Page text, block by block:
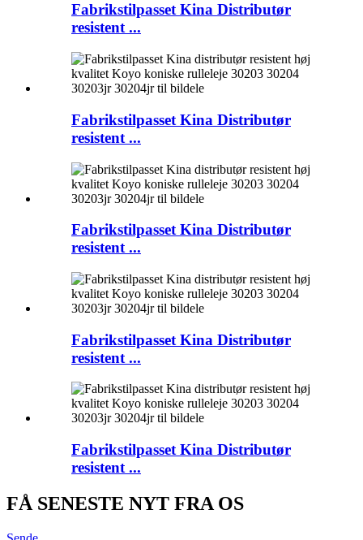
Fabrikstilpasset Kina Distributør
resistent ...
Fabrikstilpasset Kina Distributør
resistent ...
Fabrikstilpasset Kina Distributør
resistent ...
Fabrikstilpasset Kina Distributør
resistent ...
Fabrikstilpasset Kina Distributør
resistent ...
FÅ SENESTE NYT FRA OS